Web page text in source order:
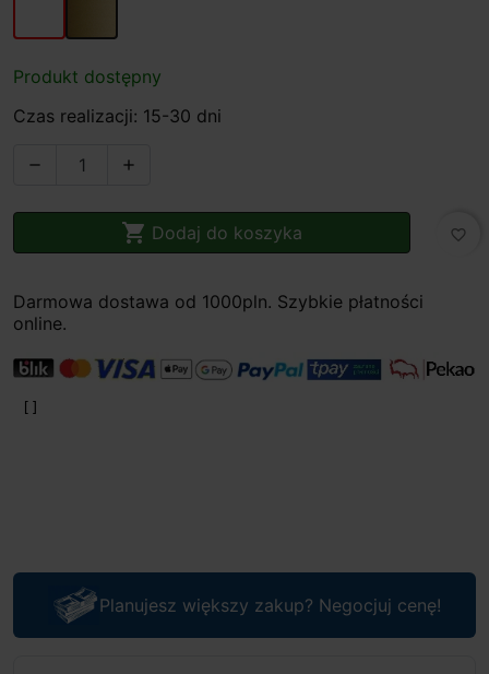
Produkt dostępny
Czas realizacji: 15-30 dni
 
 Dodaj do koszyka favorite_border
Darmowa dostawa od 1000pln. Szybkie płatności
online.
Planujesz większy zakup? Negocjuj cenę!